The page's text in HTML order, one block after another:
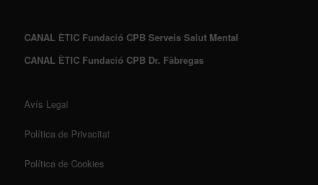
CANAL ÈTIC Fundació CPB Serveis Salut Mental
CANAL ÈTIC Fundació CPB Dr. Fàbregas
Avís Legal
Política de Privacitat
Política de Cookies